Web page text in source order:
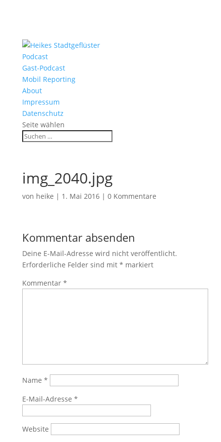
Podcast
Gast-Podcast
Mobil Reporting
About
Impressum
Datenschutz
Seite wählen
img_2040.jpg
von heike | 1. Mai 2016| 0 Kommentare
Kommentar absenden
Deine E-Mail-Adresse wird nicht veröffentlicht.
Erforderliche Felder sind mit * markiert
Kommentar *
Name *
E-Mail-Adresse *
Website